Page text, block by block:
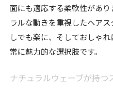
方
忙しい朝に最適なメン
ェーブ
朝のスタイリング
時短スタイリング
面にも適応する柔軟性があ
ラルな動きを重視したヘア
しでも楽に、そしておしゃ
常に魅力的な選択肢です。
ナチュラルウェーブが持つ